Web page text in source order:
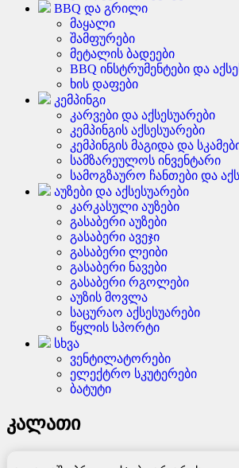
BBQ და გრილი
მაყალი
შამფურები
მეტალის ბადეები
BBQ ინსტრუმენტები და
ხის დაფები
კემპინგი
კარვები და აქსესუარები
კემპინგის აქსესუარები
კემპინგის მაგიდა და
სამზარეულოს ინვენტარი
სამოგზაურო ჩანთები და
აუზები და აქსესუარები
კარკასული აუზები
გასაბერი აუზები
გასაბერი ავეჯი
გასაბერი ლეიბი
გასაბერი ნავები
გასაბერი რგოლები
აუზის მოვლა
საცურაო აქსესუარები
წყლის სპორტი
სხვა
ვენტილატორები
ელექტრო სკუტერები
ბატუტი
კალათი